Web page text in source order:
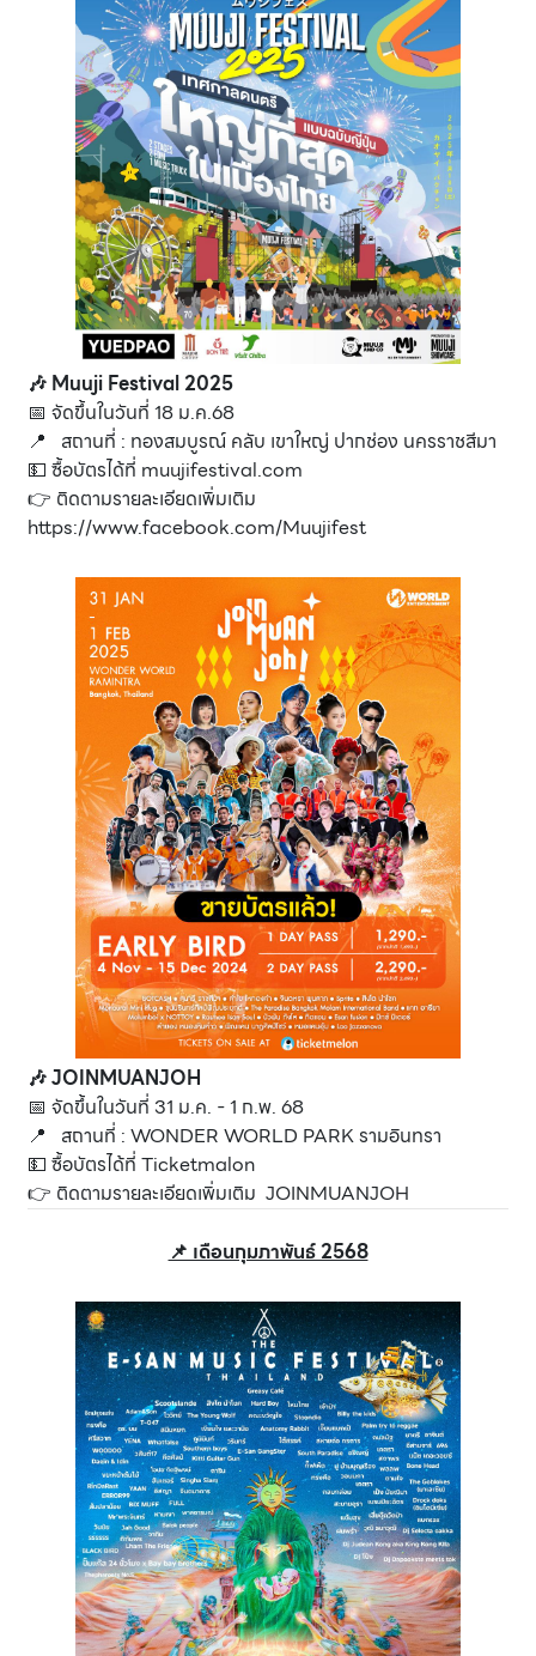
🎶 Muuji Festival 2025
📅 จัดขึ้นในวันที่ 18 ม.ค.68
📍 สถานที่ : ทองสมบูรณ์ คลับ เขาใหญ่ ปากช่อง นครราชสีมา
💵 ซื้อบัตรได้ที่ muujifestival.com
👉 ติดตามรายละเอียดเพิ่มเติม
https://www.facebook.com/Muujifest
🎶 JOINMUANJOH
📅 จัดขึ้นในวันที่ 31 ม.ค. - 1 ก.พ. 68
📍 สถานที่ : WONDER WORLD PARK รามอินทรา
💵 ซื้อบัตรได้ที่ Ticketmalon
👉 ติดตามรายละเอียดเพิ่มเติม JOINMUANJOH
📌 เดือนกุมภาพันธ์ 2568